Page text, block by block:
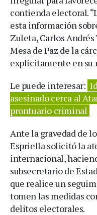
contienda electoral.
esta información
Zuleta, Carlos
Mesa de Paz de la
explícitamente en su
Le puede interesar:
asesinado cerca al
prontuario criminal
Ante la gravedad de
Espriella solicitó la
internacional,
subsecretario de
que realice un
tomen las medidas
delitos electorales.